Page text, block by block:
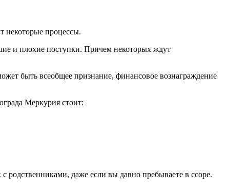
некоторые процессы.
и плохие поступки. Причем некоторых ждут
быть всеобщее признание, финансовое вознаграждение
Меркурия стоит:
даже если вы давно пребываете в ссоре.